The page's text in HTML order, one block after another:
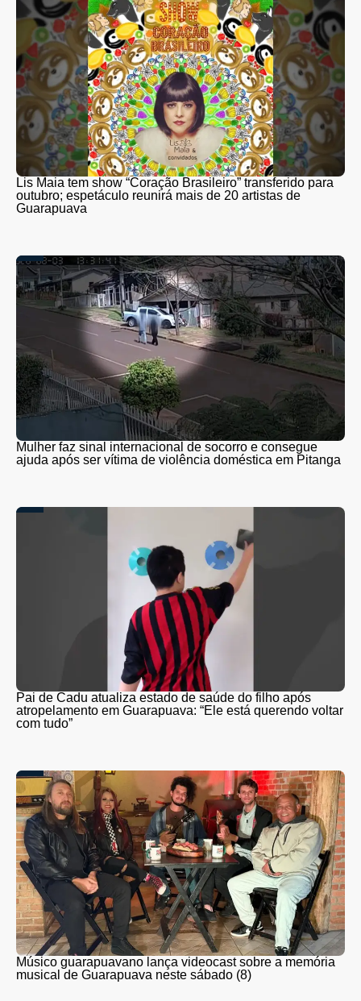
Lis Maia tem show “Coração Brasileiro” transferido para
outubro; espetáculo reunirá mais de 20 artistas de
Guarapuava
Mulher faz sinal internacional de socorro e consegue
ajuda após ser vítima de violência doméstica em Pitanga
Pai de Cadu atualiza estado de saúde do filho após
atropelamento em Guarapuava: “Ele está querendo voltar
com tudo”
Músico guarapuavano lança videocast sobre a memória
musical de Guarapuava neste sábado (8)